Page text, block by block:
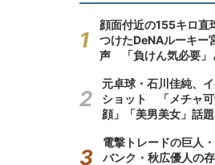
顔面付近の155キロ直
つけたDeNAルーキー
声 「負けん気必要」
元卓球・石川佳純、
ショット 「メチャ
顔」「美男美女」話
電撃トレードの巨人
バンク・秋広優人の